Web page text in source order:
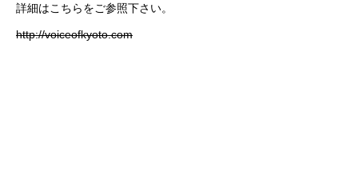
詳細はこちらをご参照下さい。
http://voiceofkyoto.com